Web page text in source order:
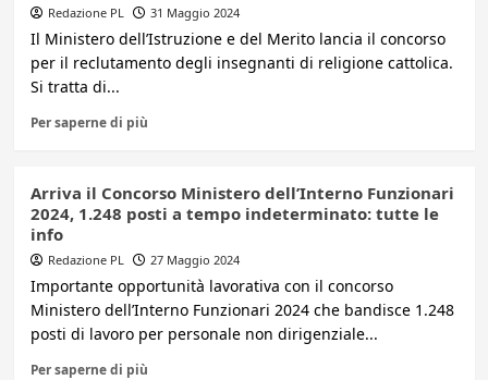
Redazione PL 31 Maggio 2024
Il Ministero dell’Istruzione e del Merito lancia il concorso
per il reclutamento degli insegnanti di religione cattolica.
Si tratta di...
Per saperne di più
Arriva il Concorso Ministero dell’Interno Funzionari
2024, 1.248 posti a tempo indeterminato: tutte le
info
Redazione PL 27 Maggio 2024
Importante opportunità lavorativa con il concorso
Ministero dell’Interno Funzionari 2024 che bandisce 1.248
posti di lavoro per personale non dirigenziale...
Per saperne di più